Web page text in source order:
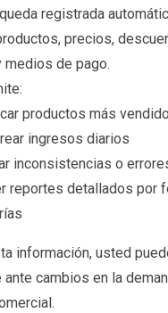
registrada
precios,
de pago.
productos más
ingresos diarios
inconsistencias o
reportes detallados por
información, usted
ante cambios en la